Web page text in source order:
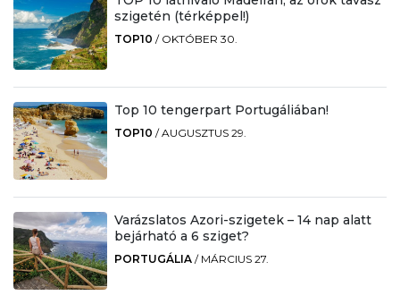
szigetén (térképpel!)
TOP10 / OKTÓBER 30.
Top 10 tengerpart Portugáliában!
TOP10 /AUGUSZTUS 29.
Varázslatos Azori-szigetek – 14 nap alatt
bejárható a 6 sziget?
PORTUGÁLIA / MÁRCIUS 27.